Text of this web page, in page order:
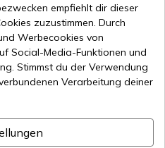
Produkt anzeigen
REF: AM-S6062
empfiehlt dir dieser
zuzustimmen. Durch
Werbecookies von
Social-Media-Funktionen und
Stimmst du der Verwendung
Verarbeitung deiner